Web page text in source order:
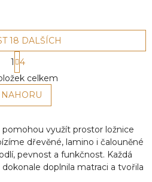
O
v
l
á
a
c
í
p
r
18 DALŠÍCH
S
t
r
á
n
k
v
n
í
1
4
celkem
NAHORU
využít prostor ložnice
dřevěné, lamino i čalouněné
pevnost a funkčnost. Každá
doplnila matraci a tvořila